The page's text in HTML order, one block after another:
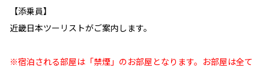
【添乗員】
近畿日本ツーリストがご案内します。
※宿泊される部屋は「禁煙」のお部屋となります。お部屋は全て